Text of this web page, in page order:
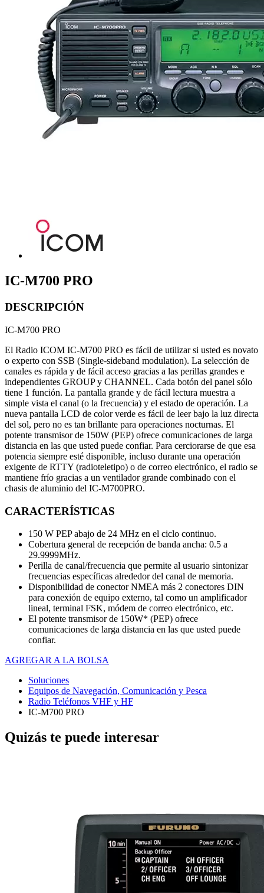
IC-M700 PRO
DESCRIPCIÓN
IC-M700 PRO
El Radio ICOM IC-M700 PRO es fácil de utilizar si usted es novato
o experto con SSB (Single-sideband modulation). La selección de
canales es rápida y de fácil acceso gracias a las perillas grandes e
independientes GROUP y CHANNEL. Cada botón del panel sólo
tiene 1 función. La pantalla grande y de fácil lectura muestra a
simple vista el canal (o la frecuencia) y el estado de operación. La
nueva pantalla LCD de color verde es fácil de leer bajo la luz directa
del sol, pero no es tan brillante para operaciones nocturnas. El
potente transmisor de 150W (PEP) ofrece comunicaciones de larga
distancia en las que usted puede confiar. Para cerciorarse de que esa
potencia siempre esté disponible, incluso durante una operación
exigente de RTTY (radioteletipo) o de correo electrónico, el radio se
mantiene frío gracias a un ventilador grande combinado con el
chasis de aluminio del IC-M700PRO.
CARACTERÍSTICAS
150 W PEP abajo de 24 MHz en el ciclo continuo.
Cobertura general de recepción de banda ancha: 0.5 a
29.9999MHz.
Perilla de canal/frecuencia que permite al usuario sintonizar
frecuencias específicas alrededor del canal de memoria.
Disponibilidad de conector NMEA más 2 conectores DIN
para conexión de equipo externo, tal como un amplificador
lineal, terminal FSK, módem de correo electrónico, etc.
El potente transmisor de 150W* (PEP) ofrece
comunicaciones de larga distancia en las que usted puede
confiar.
AGREGAR A LA BOLSA
Soluciones
Equipos de Navegación, Comunicación y Pesca
Radio Teléfonos VHF y HF
IC-M700 PRO
Quizás te puede interesar